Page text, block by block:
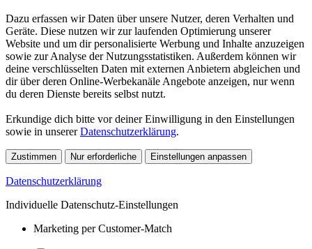
Dazu erfassen wir Daten über unsere Nutzer, deren Verhalten und
Geräte. Diese nutzen wir zur laufenden Optimierung unserer
Website und um dir personalisierte Werbung und Inhalte anzuzeigen
sowie zur Analyse der Nutzungsstatistiken. Außerdem können wir
deine verschlüsselten Daten mit externen Anbietern abgleichen und
dir über deren Online-Werbekanäle Angebote anzeigen, nur wenn
du deren Dienste bereits selbst nutzt.
Erkundige dich bitte vor deiner Einwilligung in den Einstellungen
sowie in unsererDatenschutzerklärung.
Zustimmen Nur erforderliche Einstellungen anpassen
Datenschutzerklärung
Individuelle Datenschutz-Einstellungen
Marketing per Customer-Match